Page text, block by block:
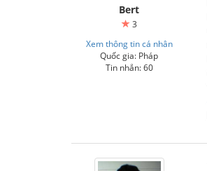
Bert
3
Xem thông tin cá nhân
Quốc gia: Pháp
Tin nhắn: 60